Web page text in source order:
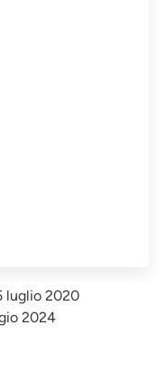
luglio 2020
2024